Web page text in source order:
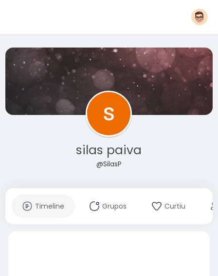
silas paiva
@SilasP
Timeline Grupos Curtiu